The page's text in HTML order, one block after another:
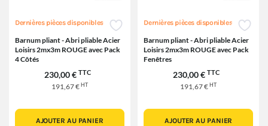
Dernières pièces disponibles
Barnum pliant - Abri pliable Acier
Loisirs 2mx3m ROUGE avec Pack
4 Côtés
230,00 € TTC
191,67 €HT
AJOUTER AU PANIER
Dernières pièces disponibles
Barnum pliant - Abri pliable Acier
Loisirs 2mx3m ROUGE avec Pack
Fenêtres
230,00 € TTC
191,67 €HT
AJOUTER AU PANIER